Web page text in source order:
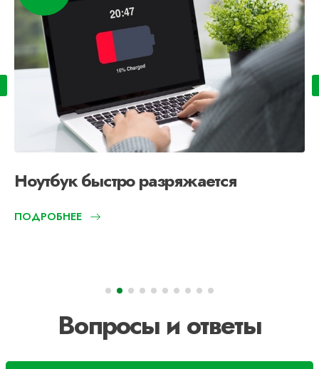
Ноутбук быстро разряжается
ПОДРОБНЕЕ
Вопросы и ответы